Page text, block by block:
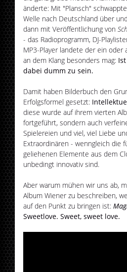
änderte: Mit "Plansch"
Welle nach Deutschland über
dann mit Veröffentlichung von
- das Radioprogramm, DJ-
MP3-Player landete der ein oder
an dem Klang besonders mag:
dabei dumm zu sein.
Damit haben Bilderbuch den
Erfolgsformel gesetzt:
diese wurde auf ihrem vierten
fortgeführt, sondern auch
Spielereien und viel, viel Liebe
Extraordinären - wenngleich die
geliehenen Elemente aus dem
unbedingt innovativ sind.
Aber warum mühen wir uns ab,
Album Wiener zu beschreiben,
auf den Punkt zu bringen ist:
Sweetlove. Sweet, sweet love.